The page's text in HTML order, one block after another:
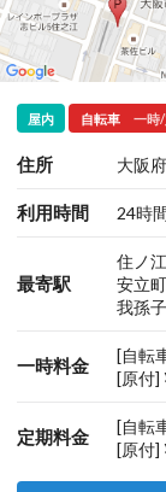
屋内 自転車 一時
住所 大阪
利用時間 24時
最寄駅
住ノ
安立
我孫
一時料金
[自転
[原付]
定期料金
[自転
[原付]